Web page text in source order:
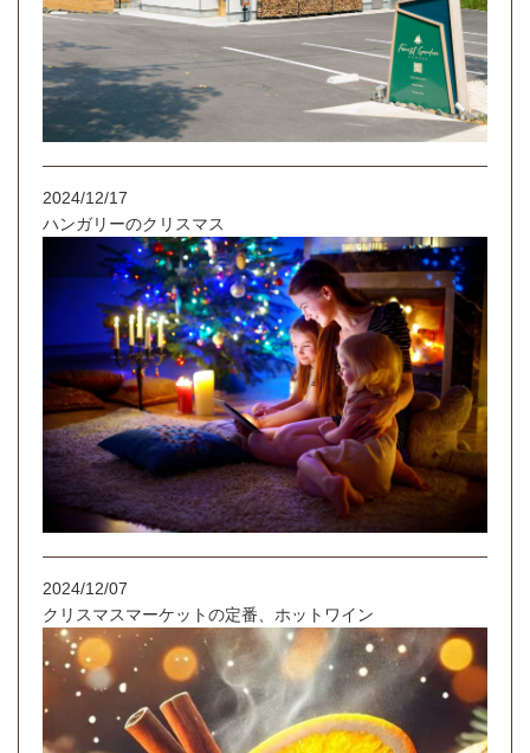
2024/12/17
ハンガリーのクリスマス
2024/12/07
クリスマスマーケットの定番、ホットワイン